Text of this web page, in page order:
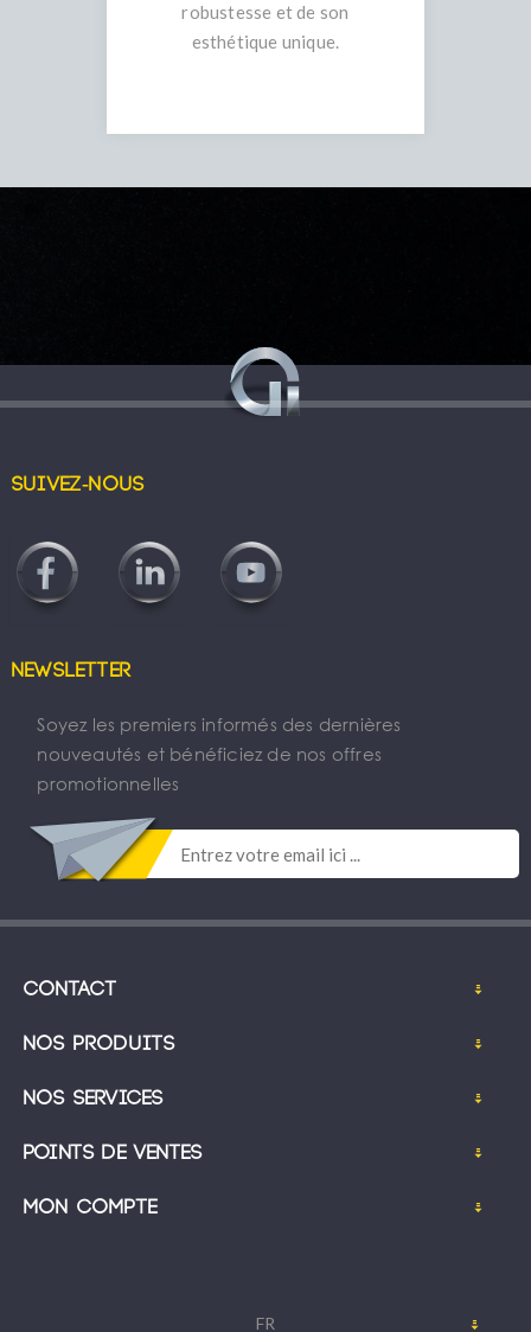
robustesse et de son
esthétique unique.
Suivez-nous
Newsletter
Soyez les premiers informés des dernières
nouveautés et bénéficiez de nos offres
promotionnelles
Contact
Nos produits
Nos services
Points de ventes
Mon compte
FR